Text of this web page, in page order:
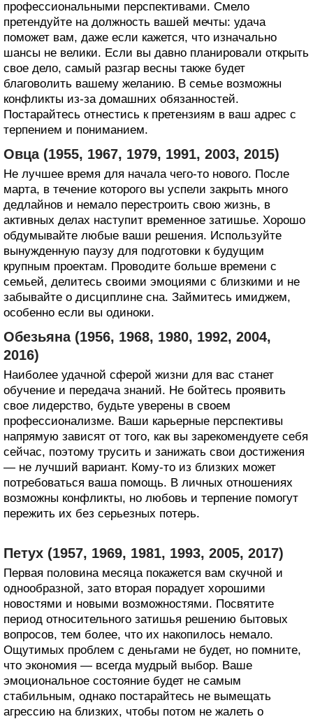
профессиональными перспективами. Смело
претендуйте на должность вашей мечты: удача
поможет вам, даже если кажется, что изначально
шансы не велики. Если вы давно планировали открыть
свое дело, самый разгар весны также будет
благоволить вашему желанию. В семье возможны
конфликты из-за домашних обязанностей.
Постарайтесь отнестись к претензиям в ваш адрес с
терпением и пониманием.
Овца (1955, 1967, 1979, 1991, 2003, 2015)
Не лучшее время для начала чего-то нового. После
марта, в течение которого вы успели закрыть много
дедлайнов и немало перестроить свою жизнь, в
активных делах наступит временное затишье. Хорошо
обдумывайте любые ваши решения. Используйте
вынужденную паузу для подготовки к будущим
крупным проектам. Проводите больше времени с
семьей, делитесь своими эмоциями с близкими и не
забывайте о дисциплине сна. Займитесь имиджем,
особенно если вы одиноки.
Обезьяна (1956, 1968, 1980, 1992, 2004,
2016)
Наиболее удачной сферой жизни для вас станет
обучение и передача знаний. Не бойтесь проявить
свое лидерство, будьте уверены в своем
профессионализме. Ваши карьерные перспективы
напрямую зависят от того, как вы зарекомендуете себя
сейчас, поэтому трусить и занижать свои достижения
— не лучший вариант. Кому-то из близких может
потребоваться ваша помощь. В личных отношениях
возможны конфликты, но любовь и терпение помогут
пережить их без серьезных потерь.
Петух (1957, 1969, 1981, 1993, 2005, 2017)
Первая половина месяца покажется вам скучной и
однообразной, зато вторая порадует хорошими
новостями и новыми возможностями. Посвятите
период относительного затишья решению бытовых
вопросов, тем более, что их накопилось немало.
Ощутимых проблем с деньгами не будет, но помните,
что экономия — всегда мудрый выбор. Ваше
эмоциональное состояние будет не самым
стабильным, однако постарайтесь не вымещать
агрессию на близких, чтобы потом не жалеть о